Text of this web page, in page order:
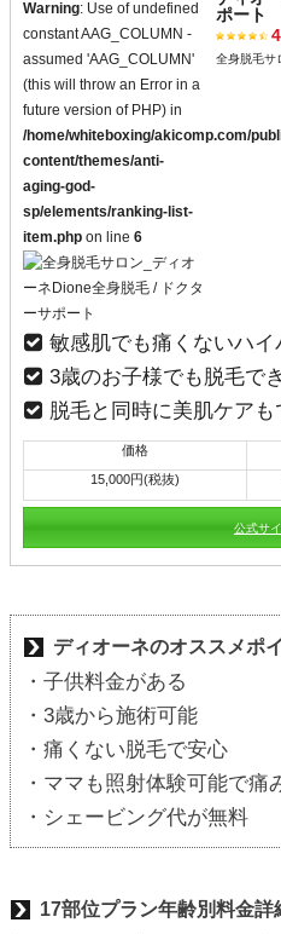
Warning: Use of undefined
constant AAG_COLUMN -
assumed 'AAG_COLUMN'
(this will throw an Error in a
future version of PHP) in
/home/whiteboxing/akicomp.com/
content/themes/anti-
aging-god-
sp/elements/ranking-list-
item.php on line 6
ポート
全身脱毛サ
敏感肌でも痛くないハ
3歳のお子様でも脱毛で
脱毛と同時に美肌ケアも
価格
15,000円(税抜)
公式サ
ディオーネのオススメポ
・子供料金がある
・3歳から施術可能
・痛くない脱毛で安心
・ママも照射体験可能で痛
・シェービング代が無料
17部位プラン年齢別料金詳